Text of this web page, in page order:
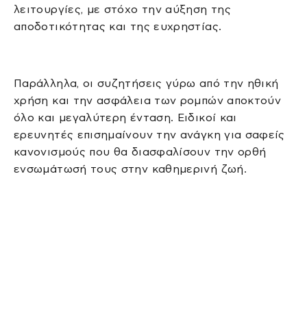
λειτουργίες, με στόχο την αύξηση της
αποδοτικότητας και της ευχρηστίας.
Παράλληλα, οι συζητήσεις γύρω από την ηθική
χρήση και την ασφάλεια των ρομπών αποκτούν
όλο και μεγαλύτερη ένταση. Ειδικοί και
ερευνητές επισημαίνουν την ανάγκη για σαφείς
κανονισμούς που θα διασφαλίσουν την ορθή
ενσωμάτωσή τους στην καθημερινή ζωή.